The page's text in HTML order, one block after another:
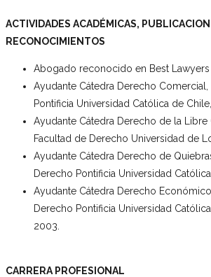
ACTIVIDADES ACADÉMICAS,
RECONOCIMIENTOS
Abogado reconocido en Best Lawyers
Ayudante Cátedra Derecho
Pontificia Universidad Católica de
Ayudante Cátedra Derecho de la Libre
Facultad de Derecho Universidad de
Ayudante Cátedra Derecho de
Derecho Pontificia Universidad
Ayudante Cátedra Derecho
Derecho Pontificia Universidad
2003.
CARRERA PROFESIONAL